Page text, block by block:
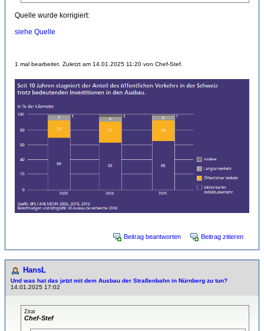
Quelle wurde korrigiert:
siehe Quelle
1 mal bearbeitet. Zuletzt am 14.01.2025 11:20 von Chef-Stef.
Beitrag beantworten Beitrag zitieren
HansL
Und was hat das jetzt mit dem Ausbau der Straßenbahn in Nürnberg zu tun?
14.01.2025 17:02
Zitat
Chef-Stef